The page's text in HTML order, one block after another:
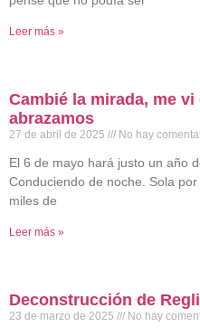
Leer más »
Cambié la mirada, me
abrazamos
27 de abril de 2025 No hay
El 6 de mayo hará justo un año
Conduciendo de noche. Sola
miles de
Leer más »
Deconstrucción de
23 de marzo de 2025 No hay